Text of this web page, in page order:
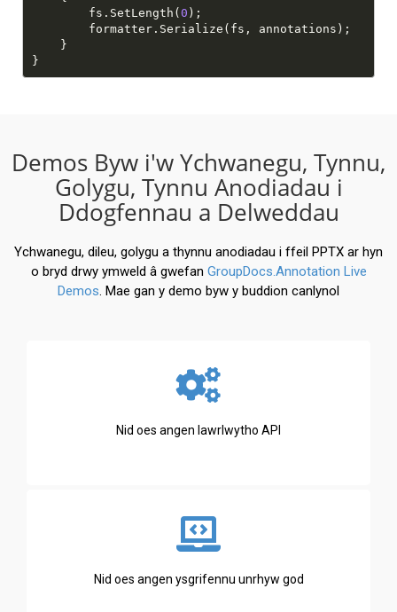
        fs.SetLength(
0
Demos Byw i'w Ychwanegu, Tynnu,
Golygu, Tynnu Anodiadau i
Ddogfennau a Delweddau
Ychwanegu, dileu, golygu a thynnu anodiadau i ffeil PPTX ar hyn
o bryd drwy ymweld â gwefan GroupDocs.Annotation Live
Demos. Mae gan y demo byw y buddion canlynol
Nid oes angen lawrlwytho API
Nid oes angen ysgrifennu unrhyw god